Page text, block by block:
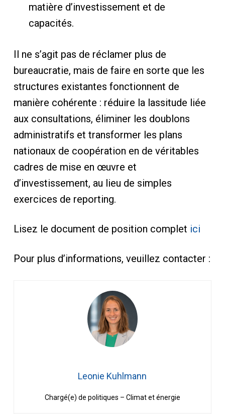
matière d’investissement et de
capacités.
Il ne s’agit pas de réclamer plus de
bureaucratie, mais de faire en sorte que les
structures existantes fonctionnent de
manière cohérente : réduire la lassitude liée
aux consultations, éliminer les doublons
administratifs et transformer les plans
nationaux de coopération en de véritables
cadres de mise en œuvre et
d’investissement, au lieu de simples
exercices de reporting.
Lisez le document de position complet ici
Pour plus d’informations, veuillez contacter :
Leonie Kuhlmann
Chargé(e) de politiques – Climat et énergie